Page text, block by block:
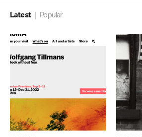
Latest Popular